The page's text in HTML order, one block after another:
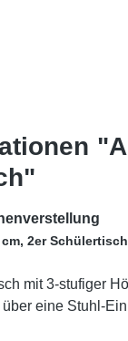
2er Schülertisch
mit 3-stufiger
eine Stuhl-